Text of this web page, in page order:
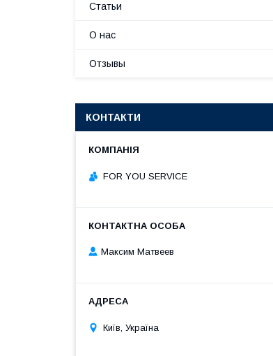
Статьи
О нас
Отзывы
КОНТАКТИ
FOR YOU SERVICE
Максим Матвеев
Київ, Україна